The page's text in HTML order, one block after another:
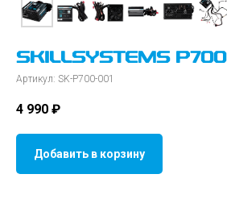
SKILLSYSTEMS P700
Артикул: SK-P700-001
4 990 ₽
Добавить в корзину